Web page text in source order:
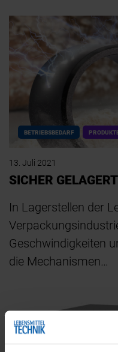
BETRIEBSBEDARF
13. Juli 2021
SICHER
In Lagerstellen der
Geschwindigkeiten
die Mechanismen…